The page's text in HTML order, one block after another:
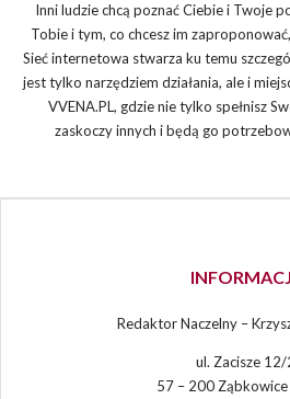
Inni ludzie chcą poznać Ciebie i Twoje
Tobie i tym, co chcesz im
Sieć internetowa stwarza ku temu
jest tylko narzędziem działania, ale i
VVENA.PL, gdzie nie tylko spełnisz
zaskoczy innych i będą go
Redaktor Naczelny –
ul. Zacisze 12/
57 – 200 Ząbkowice